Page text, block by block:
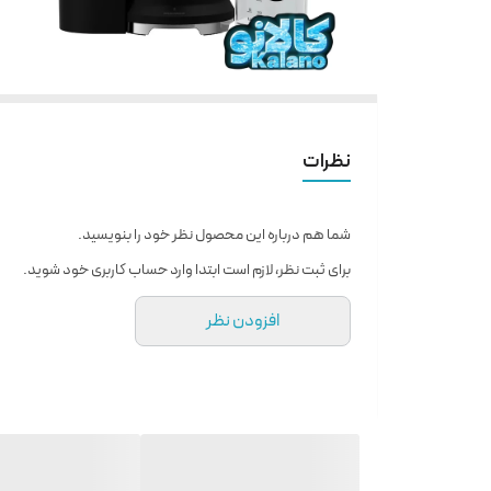
نظرات
شما هم درباره این محصول نظر خود را بنویسید.
برای ثبت نظر، لازم است ابتدا وارد حساب کاربری خود شوید.
افزودن نظر